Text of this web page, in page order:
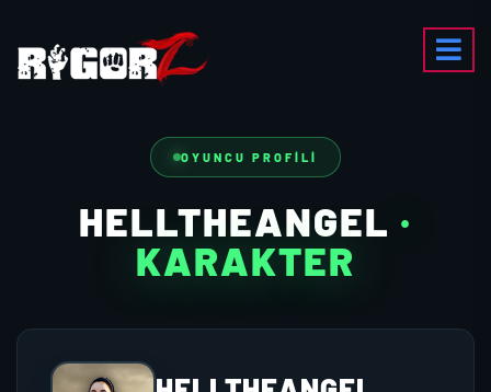
OYUNCU PROFILI
HELLTHEANGEL ·
KARAKTER